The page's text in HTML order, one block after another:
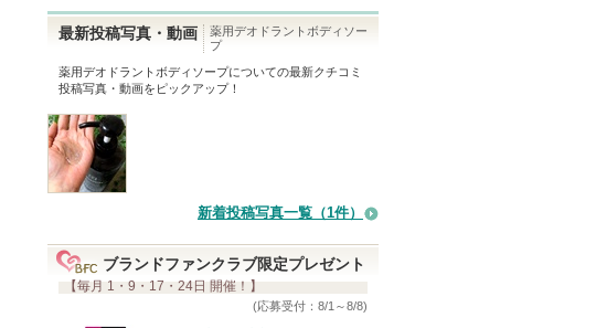
お
気
入
れ
て
い
最新投稿写真・動画
薬用デオドラントボディソー
プ
薬用デオドラントボディソープについての最新クチコミ
投稿写真・動画をピックアップ！
新着投稿写真一覧（1件）
ブランドファンクラブ限定プレゼント
【毎月 1・9・17・24日 開催！】
(応募受付：8/1～8/8)